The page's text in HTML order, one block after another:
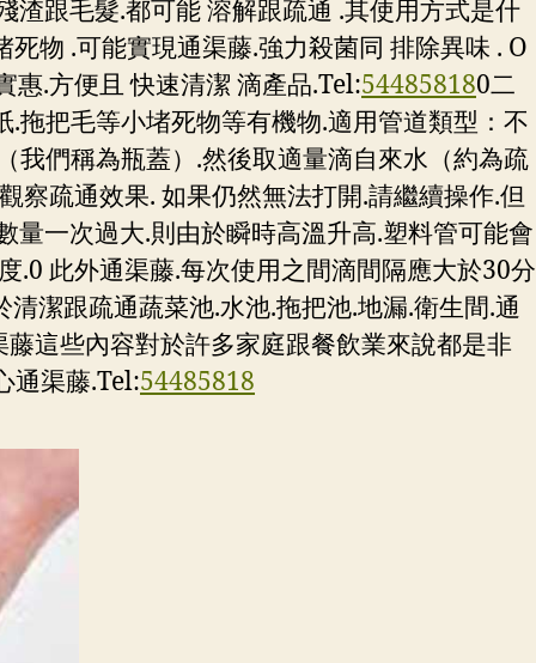
渣跟毛髮.都可能 溶解跟疏通 .其使用方式是什
物 .可能實現通渠藤.強力殺菌同 排除異味 . O
惠.方便且 快速清潔 滴產品.Tel:544858180二
拖把毛等小堵死物等有機物.適用管道類型：不
我們稱為瓶蓋）.然後取適量滴自來水（約為疏
察疏通效果. 如果仍然無法打開.請繼續操作.但
一次過大.則由於瞬時高溫升高.塑料管可能會
.0 此外通渠藤.每次使用之間滴間隔應大於30分
潔跟疏通蔬菜池.水池.拖把池.地漏.衛生間.通
這些內容對於許多家庭跟餐飲業來說都是非
通渠藤.Tel:54485818